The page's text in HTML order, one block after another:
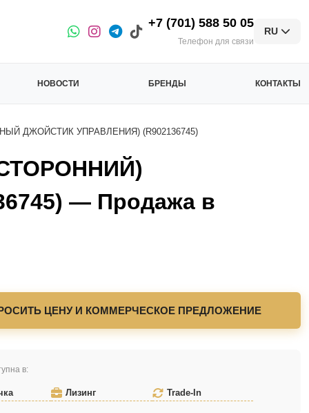
+7 (701) 588 50 05
Телефон для связи
RU
НОВОСТИ БРЕНДЫ КОНТАКТЫ
ДЖОЙСТИК УПРАВЛЕНИЯ) (R902136745)
— Продажа в
ЦЕНУ И КОММЕРЧЕСКОЕ ПРЕДЛОЖЕНИЕ
в:
Лизинг Trade-In